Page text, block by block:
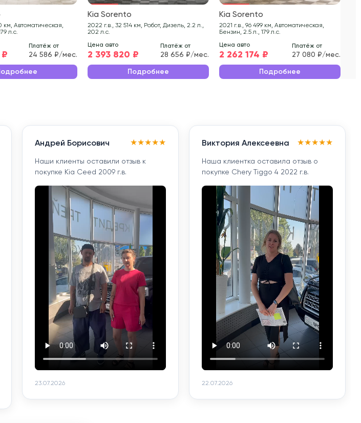
л.с.
₽
Платёж от
24 586 ₽/мес.
Kia Sorento
2022 г.в., 32 514 км, Робот, Дизель, 2.2 л.,
202 л.с.
Цена авто
2 393 820 ₽
Платёж от
28 656 ₽/мес.
Подробнее
Kia Sorento
2021 г.в., 96 499 км, Автоматическая,
Бензин, 2.5 л., 179 л.с.
Цена авто
2 262 174 ₽
Платёж от
27 080 ₽/мес.
Подробнее
Андрей Борисович ★★★★★
Наши клиенты оставили отзыв к
покупке Kia Ceed 2009 г.в.
23.07.2026
Виктория Алексеевна ★★★★★
Наша клиентка оставила отзыв о
покупке Chery Tiggo 4 2022 г.в.
22.07.2026